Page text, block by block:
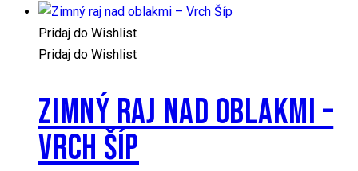
Pridaj do Wishlist
Pridaj do Wishlist
ZIMNÝ RAJ NAD OBLAKMI –
VRCH ŠÍP